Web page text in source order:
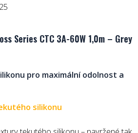
Series CTC 3A-60W 1,0m – Grey
pro maximální odolnost a
silikonu